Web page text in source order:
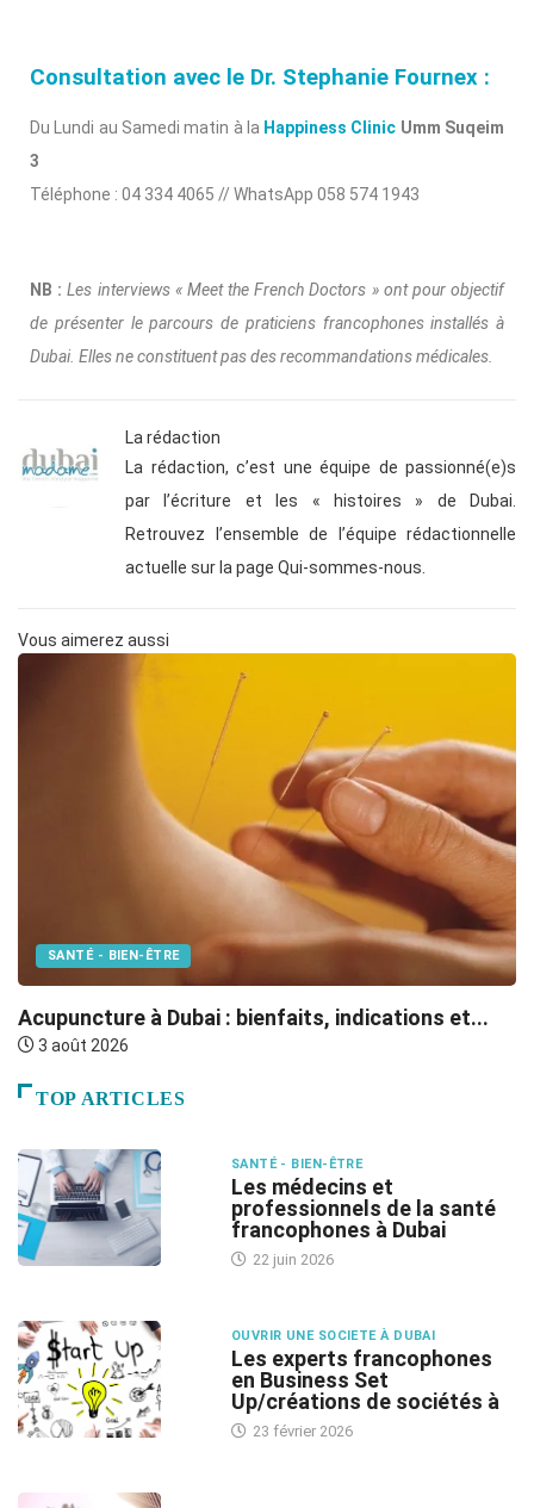
Consultation avec le Dr. Stephanie Fournex :
Du Lundi au Samedi matin à la Happiness Clinic Umm Suqeim
3
Téléphone : 04 334 4065 // WhatsApp 058 574 1943
NB : Les interviews « Meet the French Doctors » ont pour objectif
de présenter le parcours de praticiens francophones installés à
Dubai. Elles ne constituent pas des recommandations médicales.
La rédaction
La rédaction, c’est une équipe de passionné(e)s
par l’écriture et les « histoires » de Dubai.
Retrouvez l’ensemble de l’équipe rédactionnelle
actuelle sur la page Qui-sommes-nous.
Vous aimerez aussi
SANTÉ - BIEN-ÊTRE
Acupuncture à Dubai : bienfaits, indications et...
3 août 2026
TOP ARTICLES
SANTÉ - BIEN-ÊTRE
Les médecins et
professionnels de la santé
francophones à Dubai
22 juin 2026
OUVRIR UNE SOCIETE À DUBAI
Les experts francophones
en Business Set
Up/créations de sociétés à
23 février 2026